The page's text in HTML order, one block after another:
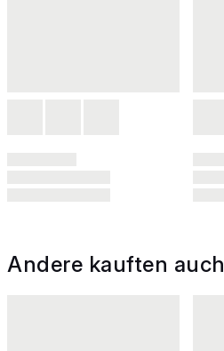
Andere kauften auch